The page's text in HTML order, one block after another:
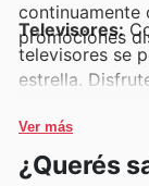
continuamente
promociones
Televisores:
televisores se
estrella.
en los últimos
su
Ver más
¿Querés